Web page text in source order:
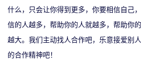
什么，只会让你得到更多，你要相信自己
信的人越多，帮助你的人就越多，帮助你
越大。我们主动找人合作吧，乐意接爱别
的合作精神吧！